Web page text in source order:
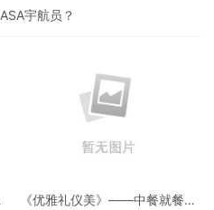
宇航员？
《优雅礼仪美》——中餐就餐礼